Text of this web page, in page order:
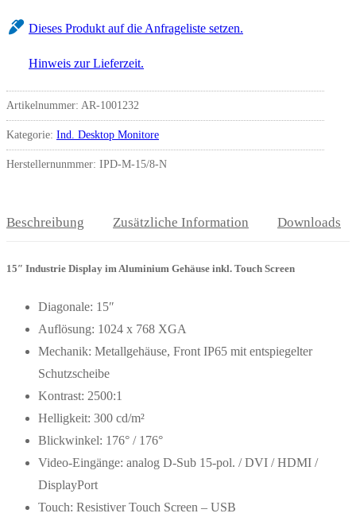
Dieses Produkt auf die Anfrageliste setzen.
Hinweis zur Lieferzeit.
Artikelnummer: AR-1001232
Kategorie: Ind. Desktop Monitore
Herstellernunmmer: IPD-M-15/8-N
Beschreibung Zusätzliche Information Downloads
15″ Industrie Display im Aluminium Gehäuse inkl. Touch Screen
Diagonale: 15″
Auflösung: 1024 x 768 XGA
Mechanik: Metallgehäuse, Front IP65 mit entspiegelter
Schutzscheibe
Kontrast: 2500:1
Helligkeit: 300 cd/m²
Blickwinkel: 176° / 176°
Video-Eingänge: analog D-Sub 15-pol. / DVI / HDMI /
DisplayPort
Touch: Resistiver Touch Screen – USB